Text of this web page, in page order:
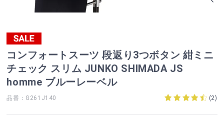
コンフォートスーツ 段返り3つボタン 紺ミニ
チェック スリム JUNKO SHIMADA JS
homme ブルーレーベル
品番：G261J140 (2)